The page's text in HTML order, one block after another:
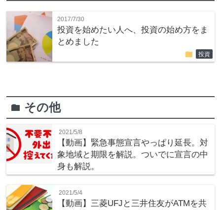
2017/7/30
投資を始めたい人へ、投資の始め方をま
とめました
folder 投資
folder その他
2021/5/8
【動画】緊急事態宣言やっぱり延長。対
象地域と期限を解説。ついでに宣言の中
身も解説。
2021/5/4
【動画】三菱UFJと三井住友がATMを共